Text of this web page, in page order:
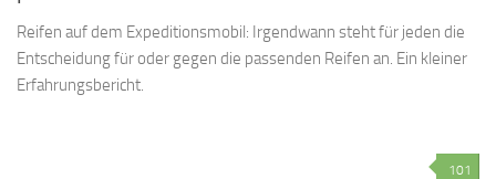
Reifen auf dem Expeditionsmobil: Irgendwann steht für jeden die
Entscheidung für oder gegen die passenden Reifen an. Ein kleiner
Erfahrungsbericht.
101